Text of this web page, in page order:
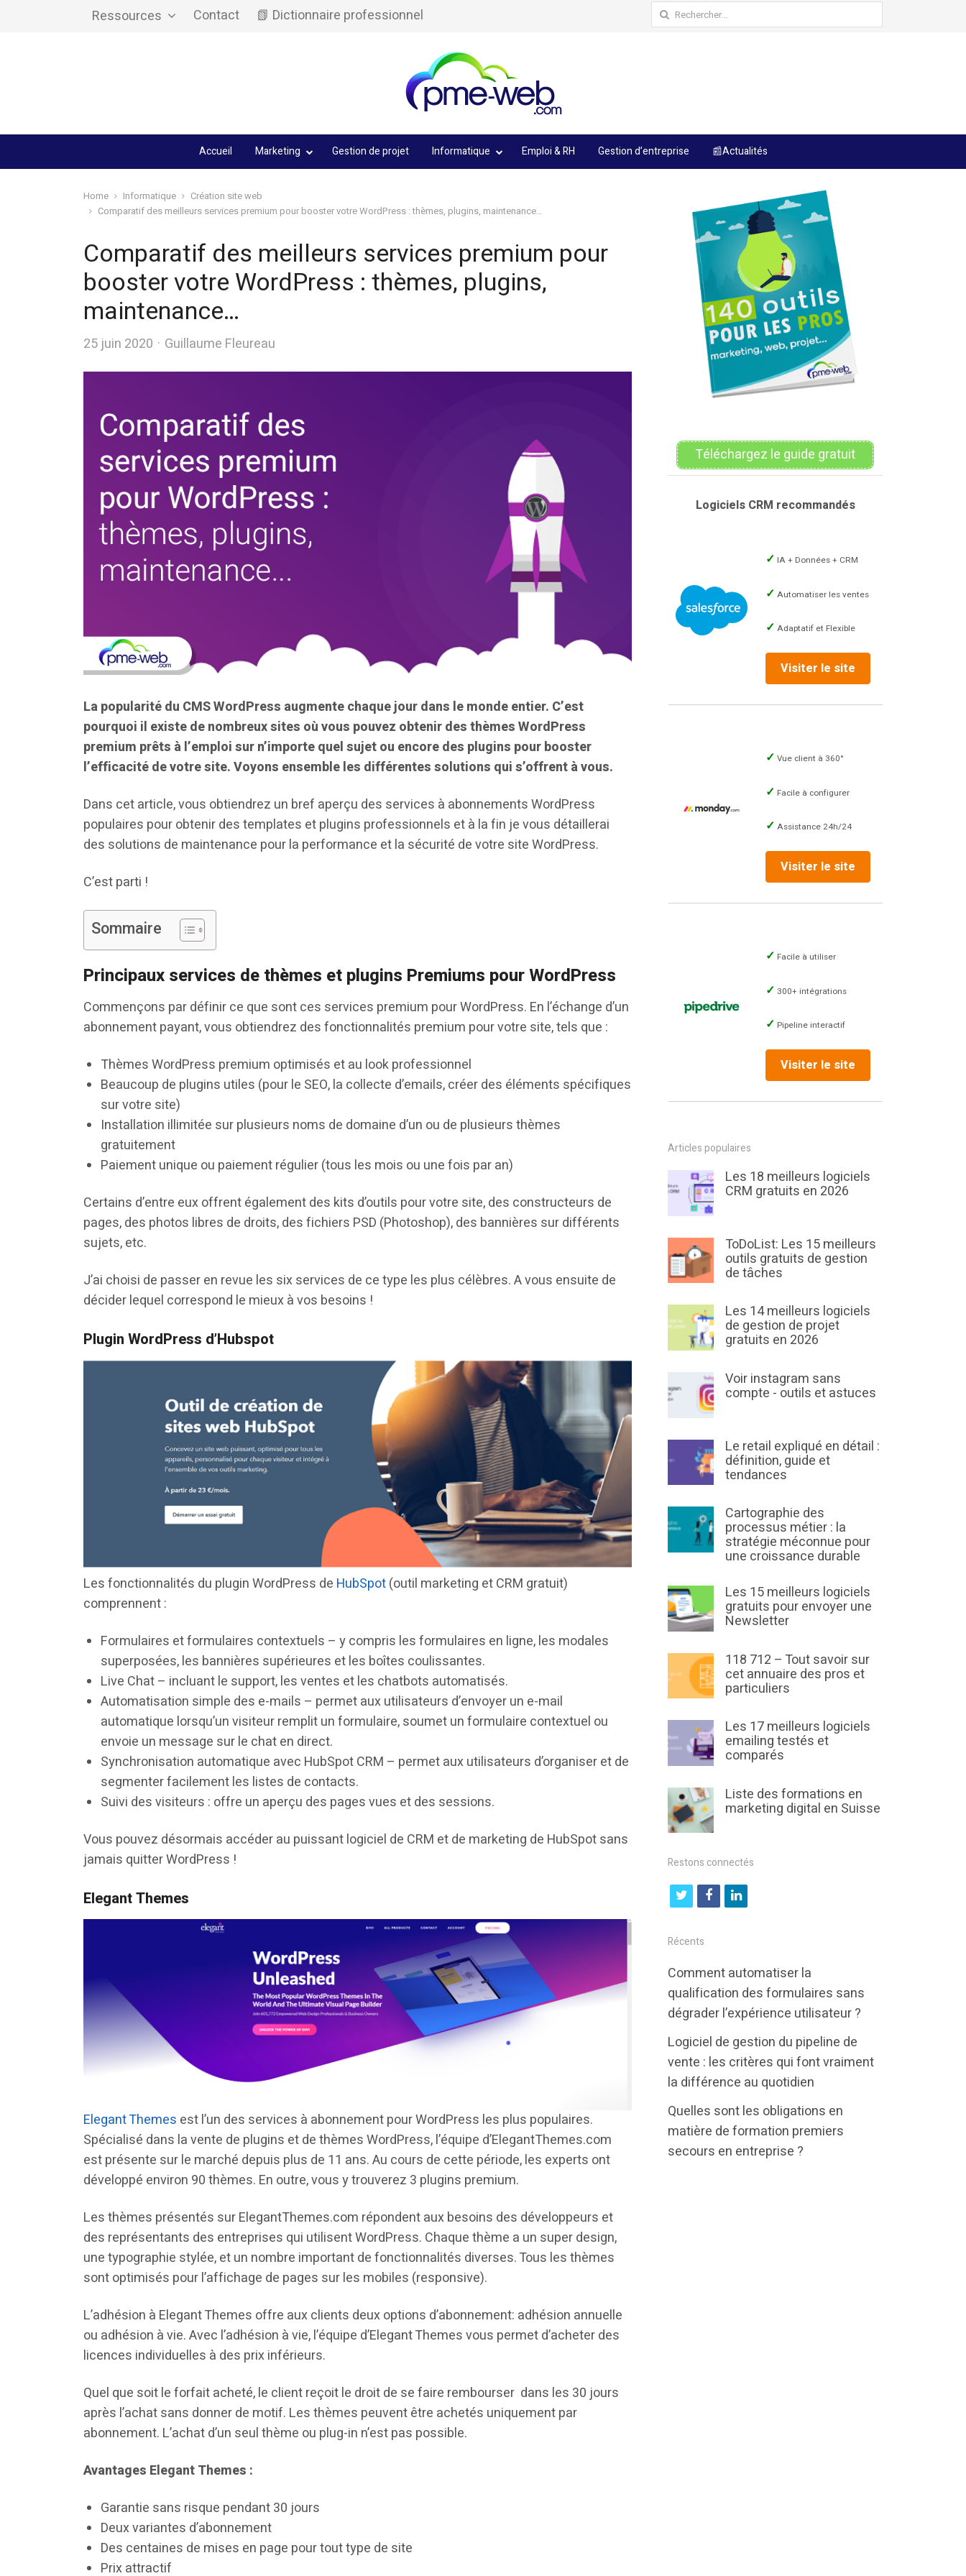
Ressources Contact 📗 Dictionnaire professionnel Rechercher :
Accueil Marketing Gestion de projet Informatique Emploi & RH Gestion d’entreprise 📰Actualités
Home Informatique
Création site web
Comparatif des meilleurs services premium pour booster votre WordPress : thèmes, plugins, maintenance…
Comparatif des meilleurs services premium pour
booster votre WordPress : thèmes, plugins,
maintenance…
25 juin 2020 Author
Guillaume Fleureau
La popularité du CMS WordPress augmente chaque jour dans le monde entier. C’est
pourquoi il existe de nombreux sites où vous pouvez obtenir des thèmes WordPress
premium prêts à l’emploi sur n’importe quel sujet ou encore des plugins pour booster
l’efficacité de votre site. Voyons ensemble les différentes solutions qui s’offrent à vous.
Dans cet article, vous obtiendrez un bref aperçu des services à abonnements WordPress
populaires pour obtenir des templates et plugins professionnels et à la fin je vous détaillerai
des solutions de maintenance pour la performance et la sécurité de votre site WordPress.
C’est parti !
Sommaire
Principaux services de thèmes et plugins Premiums pour WordPress
Commençons par définir ce que sont ces services premium pour WordPress. En l’échange d’un
abonnement payant, vous obtiendrez des fonctionnalités premium pour votre site, tels que :
Thèmes WordPress premium optimisés et au look professionnel
Beaucoup de plugins utiles (pour le SEO, la collecte d’emails, créer des éléments spécifiques
sur votre site)
Installation illimitée sur plusieurs noms de domaine d’un ou de plusieurs thèmes
gratuitement
Paiement unique ou paiement régulier (tous les mois ou une fois par an)
Certains d’entre eux offrent également des kits d’outils pour votre site, des constructeurs de
pages, des photos libres de droits, des fichiers PSD (Photoshop), des bannières sur différents
sujets, etc.
J’ai choisi de passer en revue les six services de ce type les plus célèbres. A vous ensuite de
décider lequel correspond le mieux à vos besoins !
Plugin WordPress d’Hubspot
Les fonctionnalités du plugin WordPress de HubSpot(outil marketing et CRM gratuit)
comprennent :
Formulaires et formulaires contextuels – y compris les formulaires en ligne, les modales
superposées, les bannières supérieures et les boîtes coulissantes.
Live Chat – incluant le support, les ventes et les chatbots automatisés.
Automatisation simple des e-mails – permet aux utilisateurs d’envoyer un e-mail
automatique lorsqu’un visiteur remplit un formulaire, soumet un formulaire contextuel ou
envoie un message sur le chat en direct.
Synchronisation automatique avec HubSpot CRM – permet aux utilisateurs d’organiser et de
segmenter facilement les listes de contacts.
Suivi des visiteurs : offre un aperçu des pages vues et des sessions.
Vous pouvez désormais accéder au puissant logiciel de CRM et de marketing de HubSpot sans
jamais quitter WordPress !
Elegant Themes
Elegant Themes est l’un des services à abonnement pour WordPress les plus populaires.
Spécialisé dans la vente de plugins et de thèmes WordPress, l’équipe d’ElegantThemes.com
est présente sur le marché depuis plus de 11 ans. Au cours de cette période, les experts ont
développé environ 90 thèmes. En outre, vous y trouverez 3 plugins premium.
Les thèmes présentés sur ElegantThemes.com répondent aux besoins des développeurs et
des représentants des entreprises qui utilisent WordPress. Chaque thème a un super design,
une typographie stylée, et un nombre important de fonctionnalités diverses. Tous les thèmes
sont optimisés pour l’affichage de pages sur les mobiles (responsive).
L’adhésion à Elegant Themes offre aux clients deux options d’abonnement: adhésion annuelle
ou adhésion à vie. Avec l’adhésion à vie, l’équipe d’Elegant Themes vous permet d’acheter des
licences individuelles à des prix inférieurs.
Quel que soit le forfait acheté, le client reçoit le droit de se faire rembourser dans les 30 jours
après l’achat sans donner de motif. Les thèmes peuvent être achetés uniquement par
abonnement. L’achat d’un seul thème ou plug-in n’est pas possible.
Avantages Elegant Themes :
Garantie sans risque pendant 30 jours
Deux variantes d’abonnement
Des centaines de mises en page pour tout type de site
Prix attractif
Téléchargez le guide gratuit
Logiciels CRM recommandés
IA + Données + CRM
Automatiser les ventes
Adaptatif et Flexible
Visiter le site
Vue client à 360°
Facile à configurer
Assistance 24h/24
Visiter le site
Facile à utiliser
300+ intégrations
Pipeline interactif
Visiter le site
Articles populaires
Les 18 meilleurs logiciels
CRM gratuits en 2026
ToDoList: Les 15 meilleurs
outils gratuits de gestion
de tâches
Les 14 meilleurs logiciels
de gestion de projet
gratuits en 2026
Voir instagram sans
compte - outils et astuces
Le retail expliqué en détail :
définition, guide et
tendances
Cartographie des
processus métier : la
stratégie méconnue pour
une croissance durable
Les 15 meilleurs logiciels
gratuits pour envoyer une
Newsletter
118 712 – Tout savoir sur
cet annuaire des pros et
particuliers
Les 17 meilleurs logiciels
emailing testés et
comparés
Liste des formations en
marketing digital en Suisse
Restons connectés
t
i
t
e
r
f
b
o
k
l
k
e
d
n
Récents
Comment automatiser la
qualification des formulaires sans
dégrader l’expérience utilisateur ?
Logiciel de gestion du pipeline de
vente : les critères qui font vraiment
la différence au quotidien
Quelles sont les obligations en
matière de formation premiers
secours en entreprise ?